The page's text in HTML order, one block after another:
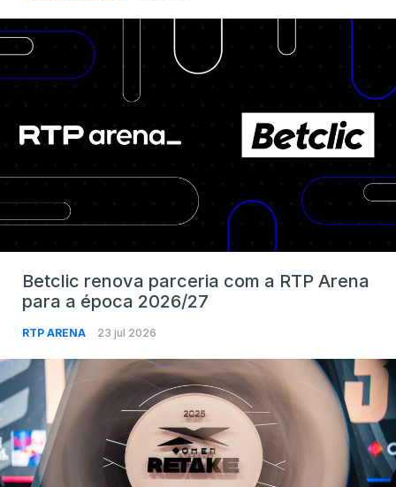
Betclic renova parceria com a RTP Arena
para a época 2026/27
RTP ARENA 23 jul 2026